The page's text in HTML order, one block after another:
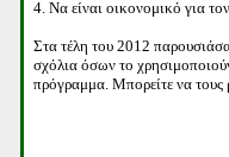
4. Να είναι οικονομικό για
Στα τέλη του 2012
σχόλια όσων το
πρόγραμμα. Μπορείτε να τους